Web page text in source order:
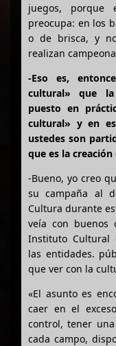
juegos, porque
preocupa: en los
o de brisca, y
realizan
-Eso es,
cultural» que
puesto en
cultural» y en
ustedes son
que es la
-Bueno, yo creo
su campaña al
Cultura durante
veía con buenos
Instituto Cultural
las entidades.
que ver con la
«El asunto es
caer en el
control, tener
cada campo,